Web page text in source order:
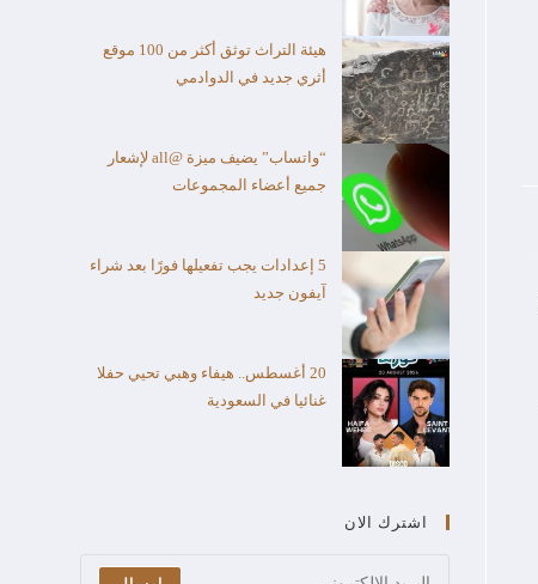
هيئة التراث توثق أكثر من 100 موقع
أثري جديد في الدوادمي
“واتساب” يضيف ميزة @all لإشعار
جميع أعضاء المجموعات
5 إعدادات يجب تفعيلها فورًا بعد شراء
آيفون جديد
20 أغسطس.. هيفاء وهبي تحيي حفلا
غنائيا في السعودية
اشترك الان